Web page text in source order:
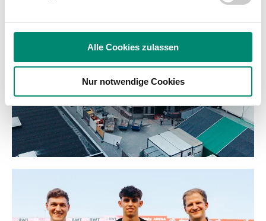
Verwendung unserer Website an unsere Partner für
Partner führen diese Informationen möglicherweise mit
weiteren Daten zusammen, die Sie ihnen bereitgestellt
haben oder die sie im Rahmen Ihrer Nutzung der Dienste
gesammelt haben.
Weitere Details, insbesondere zu Speicherdauer und
Empfänger entnehmen Sie unserer
Datenschutzerklärung.
Alle Cookies zulassen
Nur notwendige Cookies